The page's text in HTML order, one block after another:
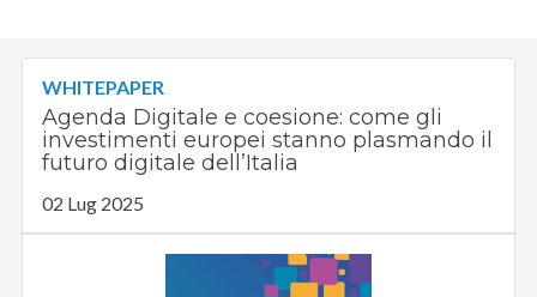
WHITEPAPER
Agenda Digitale e coesione: come gli
investimenti europei stanno plasmando il
futuro digitale dell’Italia
02 Lug 2025